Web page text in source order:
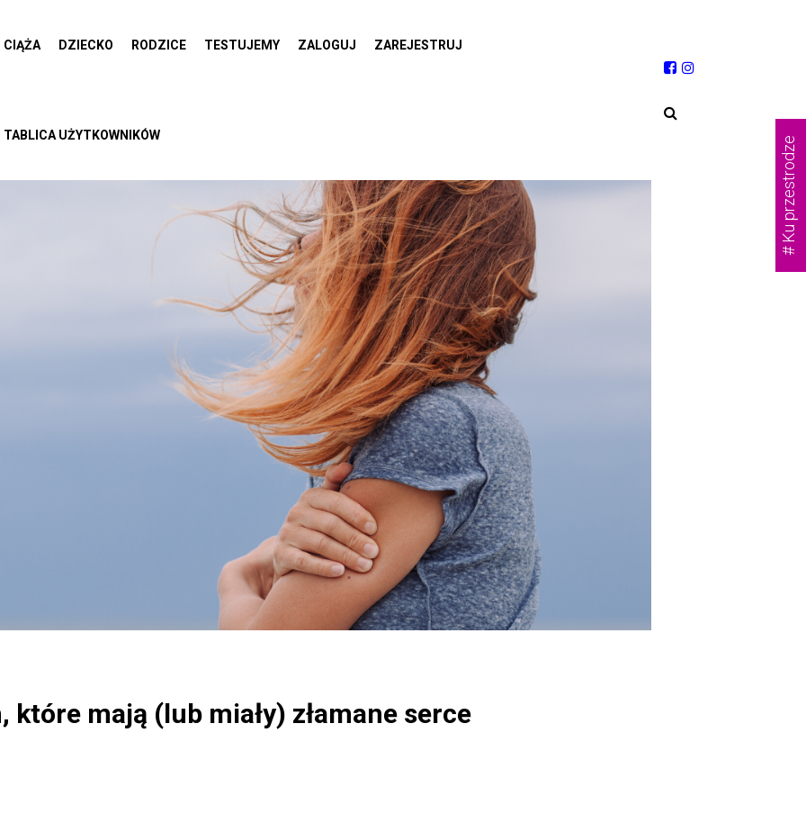
CIĄŻA DZIECKO RODZICE TESTUJEMY ZALOGUJ ZAREJESTRUJ
TABLICA UŻYTKOWNIKÓW
które mają (lub miały) złamane serce
# Ku przestrodze